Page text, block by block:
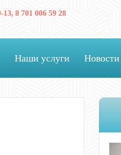
13, 8 701 006 59 28
Наши услуги Новости